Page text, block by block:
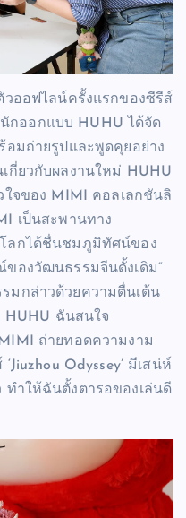
วออฟไลน์ครั้งแรกของซีรีส์
นักออกแบบ HUHU ได้จัด
อมถ่ายรูปและพูดคุยอย่าง
กี่ยวกับผลงานใหม่ HUHU
ใจของ MIMI คอลเลกชันลิ
เป็นสะพานทาง
ลกได้ชื่นชมภูมิทัศน์ของ
องวัฒนธรรมจีนดั้งเดิม”
มกล่าวด้วยความตื่นเต้น
HUHU ฉันสนใจ
ถ่ายทอดความงาม
Odyssey’ มีเสน่ห์
ทำให้ฉันตั้งตารอของเล่นดี